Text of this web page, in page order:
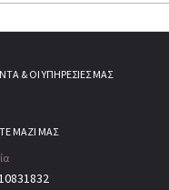
& ΟΙ ΥΠΗΡΕΣΊΕΣ ΜΑΣ
ΜΑΖΙ ΜΑΣ